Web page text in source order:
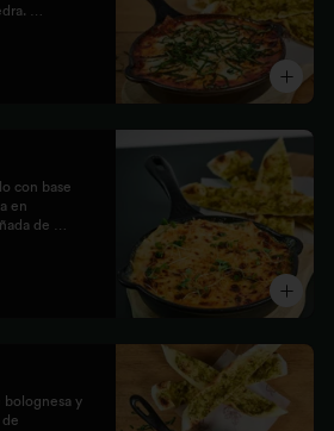
con base
en
de
bolognesa y